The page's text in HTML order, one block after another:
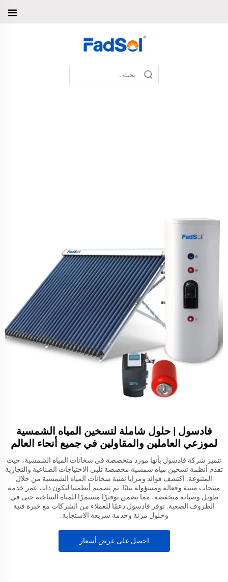
فادسول | حلول شاملة لتسخين المياه الشمسية
لموزعي العاملين والمقاولين في جميع أنحاء العالم
تتميز شركة فادسول بأنها مورد متخصصة في سخانات المياه الشمسية، حيث
تقدم أنظمة تسخين مياه شمسية مخصصة تلبي الاحتياجات الصناعية والتجارية
المتنوعة. اكتشف فوائد ومزايا تقنية سخانات المياه الشمسية من خلال
منتجات متينة وفعالة ومسؤولة بيئيًا. تم تصميم أنظمتنا لتكون ذات عمر خدمة
طويل وصيانة منخفضة، مما يضمن توفيرًا مستمرًا للمياه الساخنة حتى في
الظروف الصعبة. توفر فادسول دعمًا للعملاء من الشركات مع خبرة فنية
وحلول مرنة وخدمة سريعة الاستجابة.
احصل على عرض أسعار